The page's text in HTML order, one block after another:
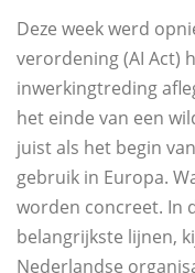
Deze week werd
verordening (AI Act)
inwerkingtreding
het einde van een
juist als het begin
gebruik in Europa.
worden concreet. In
belangrijkste lijnen,
Nederlandse